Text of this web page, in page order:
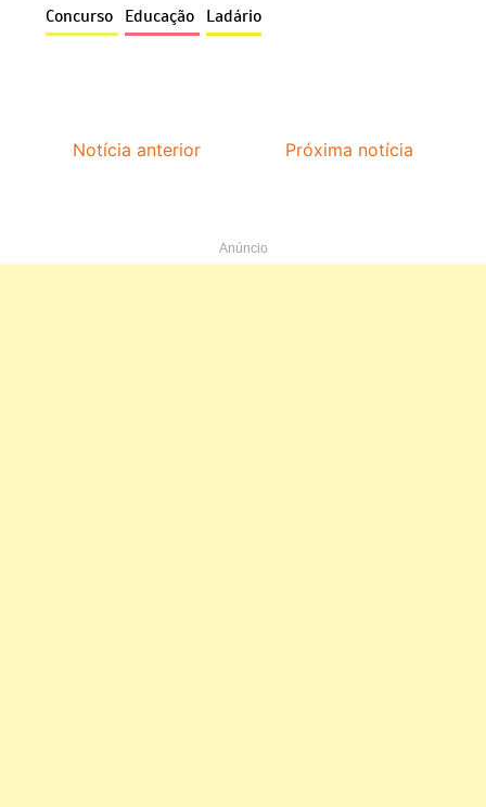
Concurso Educação Ladário
Notícia anterior Próxima notícia
Anúncio